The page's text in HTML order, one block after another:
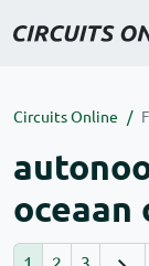
Circuits Online
oceaan
1 2 3